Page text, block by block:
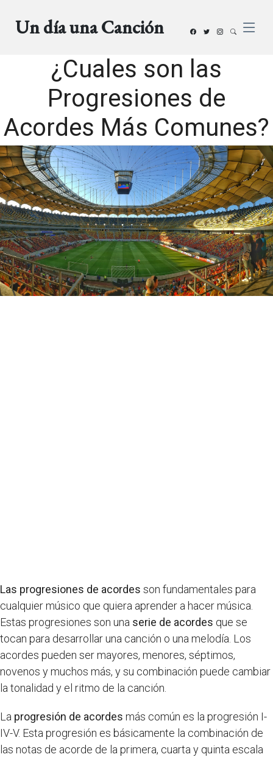
Un día una Canción
¿Cuales son las
Progresiones de
Acordes Más Comunes?
Las progresiones de acordes son fundamentales para
cualquier músico que quiera aprender a hacer música.
Estas progresiones son una serie de acordes que se
tocan para desarrollar una canción o una melodía. Los
acordes pueden ser mayores, menores, séptimos,
novenos y muchos más, y su combinación puede cambiar
la tonalidad y el ritmo de la canción.
La progresión de acordes más común es la progresión I-
IV-V. Esta progresión es básicamente la combinación de
las notas de acorde de la primera, cuarta y quinta escala